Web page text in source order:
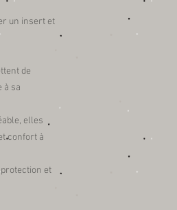
un insert et
de
à sa
elles
confort à
et